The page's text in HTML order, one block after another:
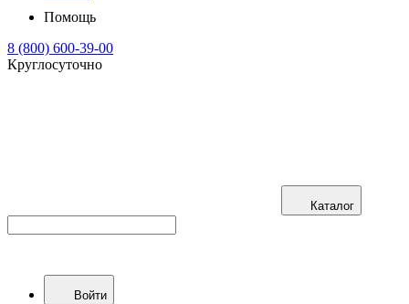
Помощь
8 (800) 600-39-00
Круглосуточно
Каталог
Войти